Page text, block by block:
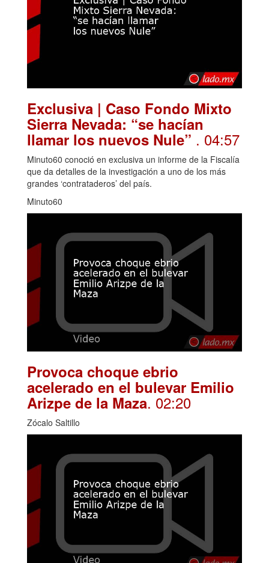
Exclusiva | Caso Fondo Mixto
Sierra Nevada: “se hacían
llamar los nuevos Nule” . 04:57
Minuto60 conoció en exclusiva un informe de la Fiscalía
que da detalles de la investigación a uno de los más
grandes ‘contrataderos’ del país.
Minuto60
Provoca choque ebrio
acelerado en el bulevar Emilio
Arizpe de la Maza. 02:20
Zócalo Saltillo